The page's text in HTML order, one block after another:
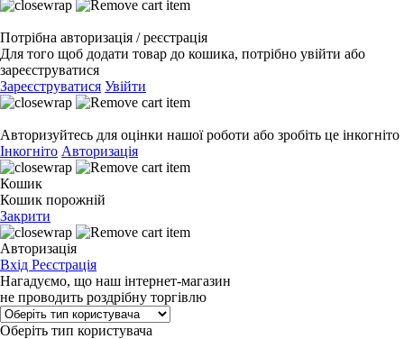
Потрібна авторизація / реєстрація
Для того щоб додати товар до кошика, потрібно увійти або
зареєструватися
Зареєструватися Увійти
Авторизуйтесь для оцінки нашої роботи або зробіть це інкогніто
Інкогніто Авторизація
Кошик
Кошик порожній
Закрити
Авторизація
Вхід Реєстрація
Нагадуємо, що наш інтернет-магазин
не проводить роздрібну торгівлю
Оберіть тип користувача